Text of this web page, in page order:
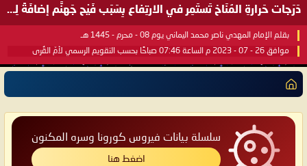
دَرَجات حَرارةِ المُنَاخ تَستَمِر في الارتِفاع بِسَبَب فَيْح جَهنَّم إضافَةً لِحرارةِ الشَّمس في مُحكَم القُرآن العَظيم ..
بقلم الإمام المهدي ناصر محمد اليماني يوم 08 - محرم - 1445 هـ
موافق 26 - 07 - 2023 م الساعة 07:46 صباحًا بحسب التقويم الرسمي لأمّ القُرى
سلسلة بيانات فيروس كورونا وسره المكنون
اضغط هنا